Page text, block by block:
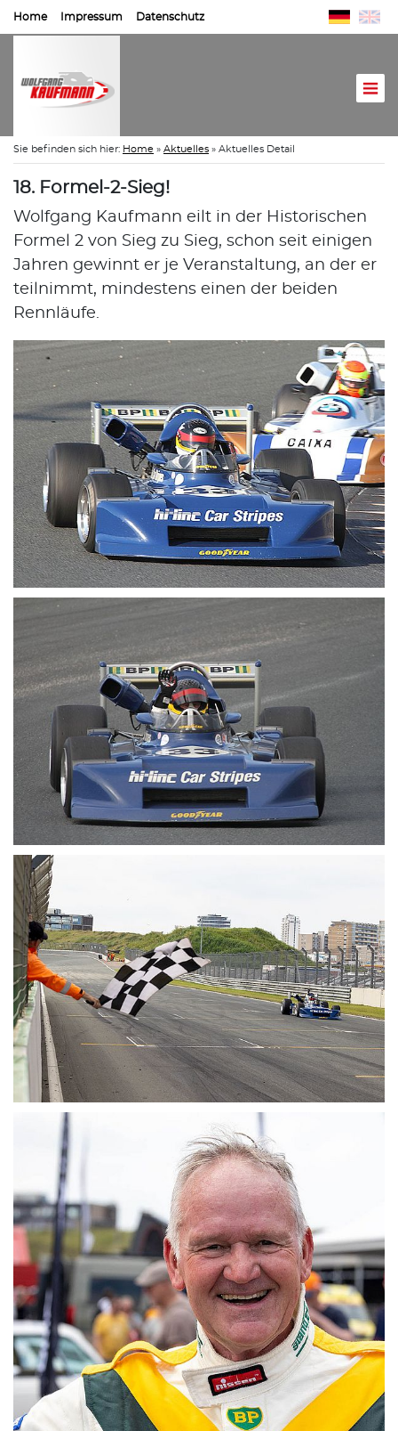
Home Impressum Datenschutz
Sie befinden sich hier: Home » Aktuelles » Aktuelles Detail
18. Formel-2-Sieg!
Wolfgang Kaufmann eilt in der Historischen
Formel 2 von Sieg zu Sieg, schon seit einigen
Jahren gewinnt er je Veranstaltung, an der er
teilnimmt, mindestens einen der beiden
Rennläufe.